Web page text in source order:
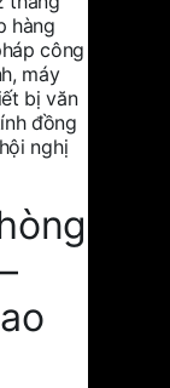
hàng
công
máy
bị văn
đồng
nghị